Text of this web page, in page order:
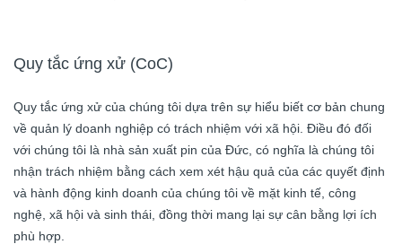
Quy tắc ứng xử (CoC)
Quy tắc ứng xử của chúng tôi dựa trên sự hiểu biết cơ bản chung
về quản lý doanh nghiệp có trách nhiệm với xã hội. Điều đó đối
với chúng tôi là nhà sản xuất pin của Đức, có nghĩa là chúng tôi
nhận trách nhiệm bằng cách xem xét hậu quả của các quyết định
và hành động kinh doanh của chúng tôi về mặt kinh tế, công
nghệ, xã hội và sinh thái, đồng thời mang lại sự cân bằng lợi ích
phù hợp.